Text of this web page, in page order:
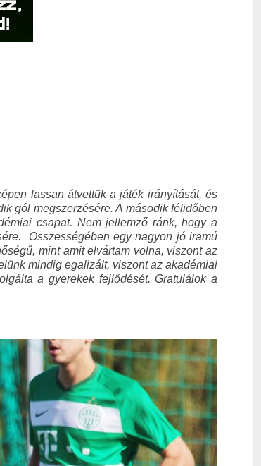
lassan átvettük a játék irányítását, és
gól megszerzésére. A második félidőben
csapat. Nem jellemző ránk, hogy a
Összességében egy nagyon jó iramú
mint amit elvártam volna, viszont az
mindig egalizált, viszont az akadémiai
a gyerekek fejlődését. Gratulálok a